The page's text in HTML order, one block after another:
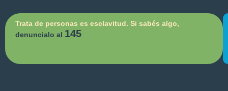
Trata de personas es esclavitud. Si sabés algo,
denuncialo al 145